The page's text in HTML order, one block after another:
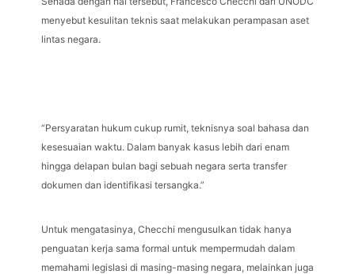
menyebut kesulitan teknis saat melakukan perampasan aset
lintas negara.
“Persyaratan hukum cukup rumit, teknisnya soal bahasa dan
kesesuaian waktu. Dalam banyak kasus lebih dari enam
hingga delapan bulan bagi sebuah negara serta transfer
dokumen dan identifikasi tersangka.”
Untuk mengatasinya, Checchi mengusulkan tidak hanya
penguatan kerja sama formal untuk mempermudah dalam
memahami legislasi di masing-masing negara, melainkan juga